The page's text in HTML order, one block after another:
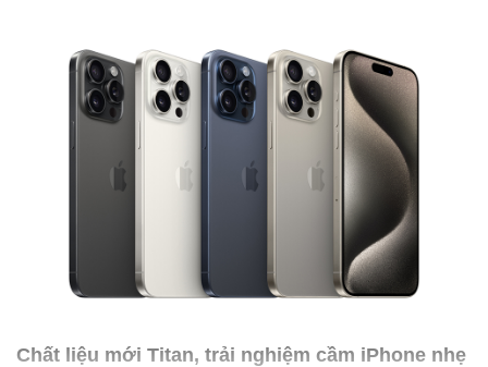
Chất liệu mới Titan, trải nghiệm cầm iPhone nhẹ